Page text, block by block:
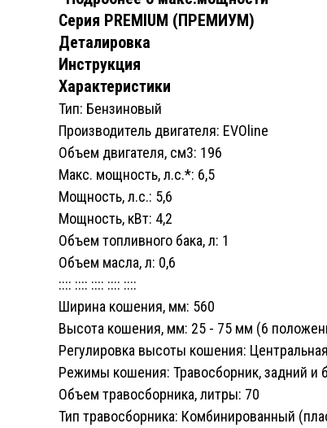
Серия PREMIUM (ПРЕМИУМ)
Деталировка
Инструкция
Характеристики
Тип: Бензиновый
Производитель двигателя: EVOline
Объем двигателя, см3: 196
Макс. мощность, л.с.*: 6,5
Мощность, л.с.: 5,6
Мощность, кВт: 4,2
Объем топливного бака, л: 1
Объем масла, л: 0,6
:::: :::: :::: :::: ::::
Ширина кошения, мм: 560
Высота кошения, мм: 25 - 75 мм (6
Регулировка высоты кошения: Центральная
Режимы кошения: Травосборник, задний и
Объем травосборника, литры: 70
Тип травосборника: Комбинированный